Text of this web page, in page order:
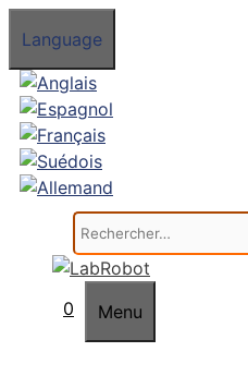
au
contenu
Language
Rechercher :
0 Menu